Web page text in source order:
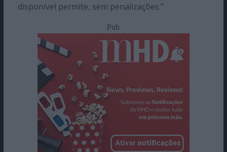
disponível permite, sem penalizações.”
Pub